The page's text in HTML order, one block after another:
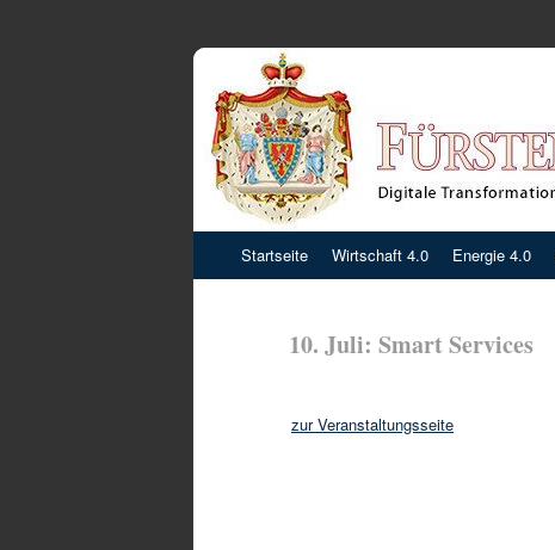
Inhalt
Startseite Wirtschaft 4.0 Energie 4.0
10. Juli: Smart Services
zur Veranstaltungsseite